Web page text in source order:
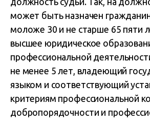
может быть назначен
моложе 30 и не старше 65 пяти
высшее юридическое
профессиональной
не менее 5 лет, владеющий
языком и соответствующий
критериям профессиональной
добропорядочности и